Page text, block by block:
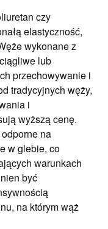
czy
elastyczność,
wykonane z
lub
przechowywanie i
tradycyjnych węży,
i
wyższą cenę.
na
w glebie, co
warunkach
być
na którym wąż